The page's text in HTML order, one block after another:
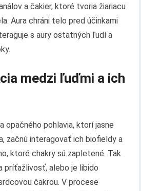
a čakier, ktoré tvoria žiariacu
Aura chráni telo pred účinkami
s aury ostatných ľudí a
medzi ľuďmi a ich
opačného pohlavia, ktorí jasne
začnú interagovať ich biofieldy a
ktoré chakry sú zapletené. Tak
príťažlivosť, alebo je libido
čakrou. V procese